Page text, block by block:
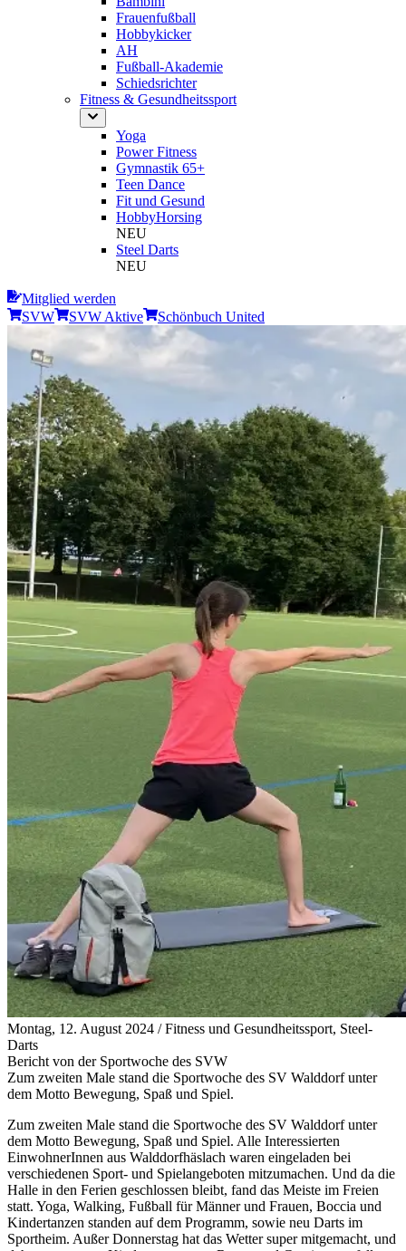
Frauenfußball
Hobbykicker
AH
Fußball-Akademie
Schiedsrichter
Fitness & Gesundheitssport
Yoga
Power Fitness
Gymnastik 65+
Teen Dance
Fit und Gesund
HobbyHorsing
NEU
Steel Darts
NEU
Mitglied werden
SVW
SVW Aktive Schönbuch United
Montag, 12. August 2024 /Fitness und Gesundheitssport, Steel-
Darts
Bericht von der Sportwoche des SVW
Zum zweiten Male stand die Sportwoche des SV Walddorf unter
dem Motto Bewegung, Spaß und Spiel.
Zum zweiten Male stand die Sportwoche des SV Walddorf unter
dem Motto Bewegung, Spaß und Spiel. Alle Interessierten
EinwohnerInnen aus Walddorfhäslach waren eingeladen bei
verschiedenen Sport- und Spielangeboten mitzumachen. Und da die
Halle in den Ferien geschlossen bleibt, fand das Meiste im Freien
statt. Yoga, Walking, Fußball für Männer und Frauen, Boccia und
Kindertanzen standen auf dem Programm, sowie neu Darts im
Sportheim. Außer Donnerstag hat das Wetter super mitgemacht, und